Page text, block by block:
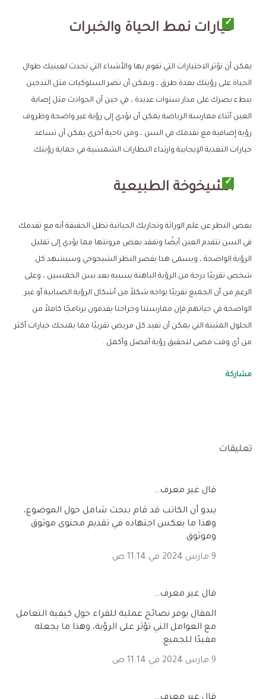
خيارات نمط الحياة والخبرات
يمكن أن تؤثر الاختيارات التي تقوم بها والأشياء التي تحدث لعينيك طوال
الحياة على رؤيتك بعدة طرق ، ويمكن أن تضر السلوكيات مثل التدخين
ببطء بصرك على مدار سنوات عديدة ، في حين أن الحوادث مثل إصابة
العين أثناء ممارسة الرياضة يمكن أن تؤدي إلى رؤية غير واضحة وظروف
رؤية إضافية مع تقدمك في السن ، ومن ناحية أخرى يمكن أن تساعد
خيارات التغذية الإيجابية وارتداء النظارات الشمسية في حماية رؤيتك.
الشيخوخة الطبيعية
بغض النظر عن علم الوراثة وتجاربك الحياتية تظل الحقيقة أنه مع تقدمك
في السن تتقدم العين أيضًا وتفقد بعض مرونتها مما يؤدي إلى تقليل
الرؤية الواضحة ، ويسمى هذا بقصر النظر الشيخوخي وسيشهد كل
شخص تقريبًا درجة من الرؤية الباهتة بسببه بعد سن الخمسين ، وعلى
الرغم من أن الجميع تقريبًا يواجه شكلاً من أشكال الرؤية الضبابية أو غير
الواضحة في حياتهم فإن ممارستنا وجراحنا يقدمون برنامجًا كاملاً من
الحلول المثبتة التي يمكن أن تفيد كل مريض تقريبًا مما يمنحك خيارات أكثر
من أي وقت مضى لتحقيق رؤية أفضل وأكمل .
مشاركة
تعليقات
‏قال غير معرف…
يبدو أن الكاتب قد قام ببحث شامل حول الموضوع،
وهذا ما يعكس اجتهاده في تقديم محتوى موثوق
وموثوق.
9 مارس 2024 في 11:14 ص
‏قال غير معرف…
المقال يوفر نصائح عملية للقراء حول كيفية التعامل
مع العوامل التي تؤثر على الرؤية، وهذا ما يجعله
مفيدًا للجميع.
9 مارس 2024 في 11:14 ص